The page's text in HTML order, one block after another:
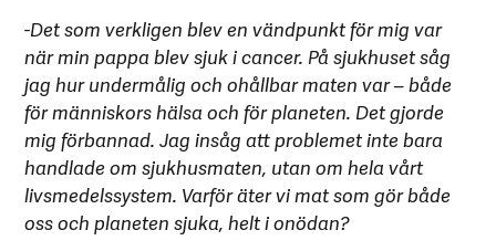
-Det som verkligen blev en vändpunkt för mig var
när min pappa blev sjuk i cancer. På sjukhuset såg
jag hur undermålig och ohållbar maten var – både
för människors hälsa och för planeten. Det gjorde
mig förbannad. Jag insåg att problemet inte bara
handlade om sjukhusmaten, utan om hela vårt
livsmedelssystem. Varför äter vi mat som gör både
oss och planeten sjuka, helt i onödan?